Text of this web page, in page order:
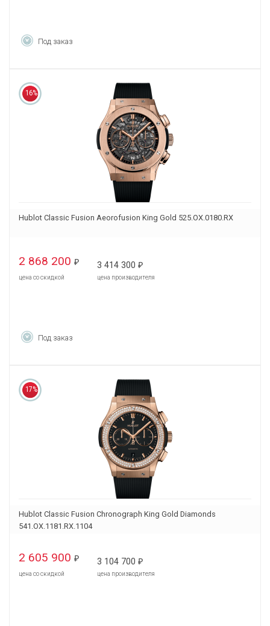
Под заказ
16%
Hublot Classic Fusion Aeorofusion King Gold 525.OX.0180.RX
2 868 200 ₽
цена со скидкой
3 414 300 ₽
цена производителя
Под заказ
17%
Hublot Classic Fusion Chronograph King Gold Diamonds
541.OX.1181.RX.1104
2 605 900 ₽
цена со скидкой
3 104 700 ₽
цена производителя